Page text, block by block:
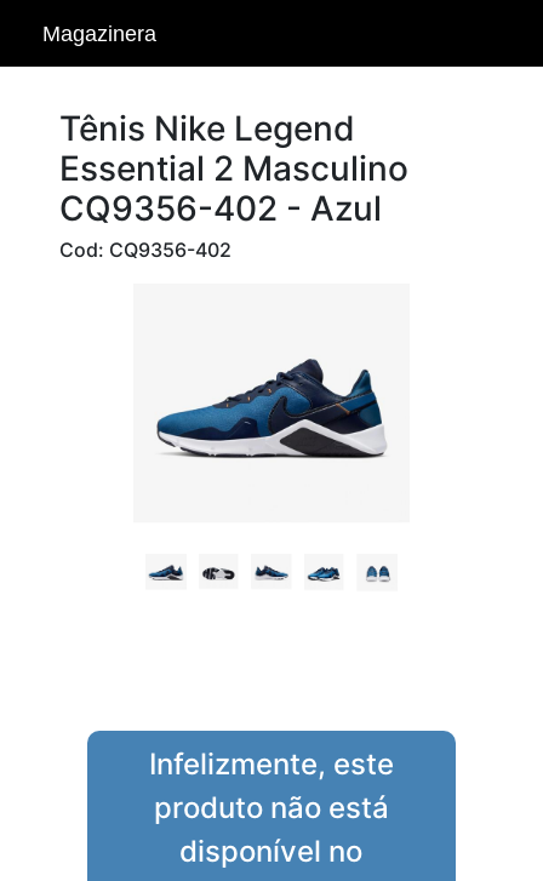
Magazinera
Tênis Nike Legend
Essential 2 Masculino
CQ9356-402 - Azul
Cod: CQ9356-402
Infelizmente, este
produto não está
disponível no